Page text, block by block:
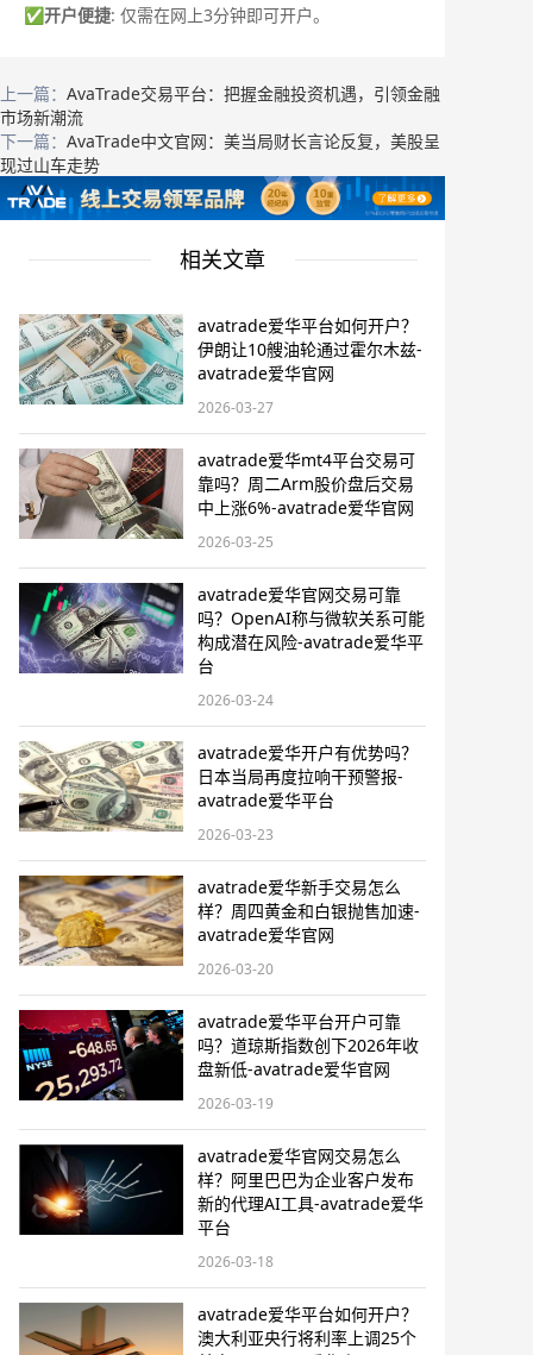
✅开户便捷: 仅需在网上3分钟即可开户。
上一篇： AvaTrade交易平台：把握金融投资机遇，引领金融
市场新潮流
下一篇： AvaTrade中文官网：美当局财长言论反复，美股呈
现过山车走势
相关文章
avatrade爱华平台如何开户？
伊朗让10艘油轮通过霍尔木兹-
avatrade爱华官网
2026-03-27
avatrade爱华mt4平台交易可
靠吗？周二Arm股价盘后交易
中上涨6%-avatrade爱华官网
2026-03-25
avatrade爱华官网交易可靠
吗？OpenAI称与微软关系可能
构成潜在风险-avatrade爱华平
台
2026-03-24
avatrade爱华开户有优势吗？
日本当局再度拉响干预警报​-
avatrade爱华平台
2026-03-23
avatrade爱华新手交易怎么
样？周四黄金和白银抛售加速-
avatrade爱华官网
2026-03-20
avatrade爱华平台开户可靠
吗？道琼斯指数创下2026年收
盘新低-avatrade爱华官网
2026-03-19
avatrade爱华官网交易怎么
样？阿里巴巴为企业客户发布
新的代理AI工具-avatrade爱华
平台
2026-03-18
avatrade爱华平台如何开户？
澳大利亚央行将利率上调25个